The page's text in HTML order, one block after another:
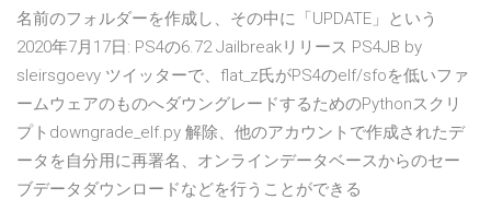
名前のフォルダーを作成し、その中に「UPDATE」という
2020年7月17日: PS4の6.72 Jailbreakリリース PS4JB by
sleirsgoevy ツイッターで、flat_z氏がPS4のelf/sfoを低いファ
ームウェアのものへダウングレードするためのPythonスクリ
プトdowngrade_elf.py 解除、他のアカウントで作成されたデ
ータを自分用に再署名、オンラインデータベースからのセー
ブデータダウンロードなどを行うことができる